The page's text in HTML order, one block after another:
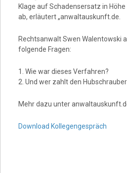
Klage auf Schadensersatz in
ab, erläutert „anwaltauskunft.de.
Rechtsanwalt Swen Walentowski
folgende Fragen:
1. Wie war dieses Verfahren?
2. Und wer zahlt den
Mehr dazu unter
Download Kollegengespräch